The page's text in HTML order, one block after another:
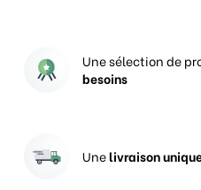
Une sélection de
besoins
Unelivraison